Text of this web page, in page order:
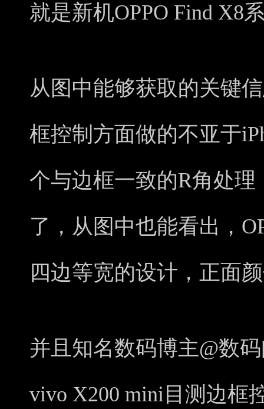
就是新机OPPO Find X8
从图中能够获取的关键
框控制方面做的不亚于
个与边框一致的R角处
了，从图中也能看出，
四边等宽的设计，正面
并且知名数码博主@数
vivo X200 mini目测边框